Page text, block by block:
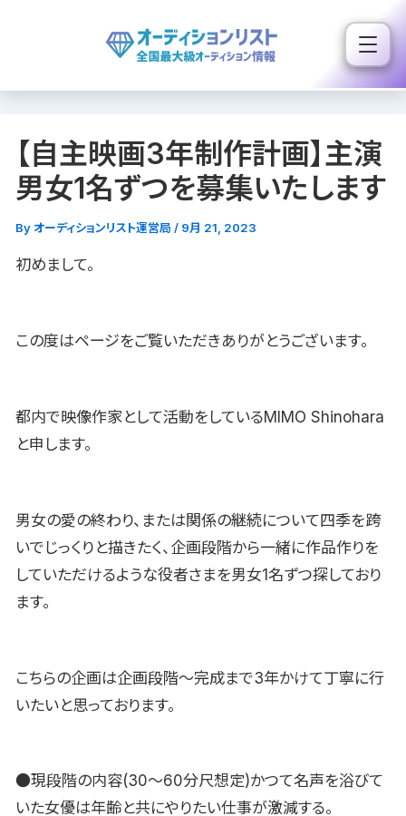
ス
【自主映画3年制作計画】主演
男女1名ずつを募集いたします
By オーディションリスト運営局 / 9月 21, 2023
初めまして。
この度はページをご覧いただきありがとうございます。
都内で映像作家として活動をしているMIMO Shinohara
と申します。
男女の愛の終わり、または関係の継続について四季を跨
いでじっくりと描きたく、企画段階から一緒に作品作りを
していただけるような役者さまを男女1名ずつ探しており
ます。
こちらの企画は企画段階〜完成まで3年かけて丁寧に行
いたいと思っております。
●現段階の内容(30〜60分尺想定)かつて名声を浴びて
いた女優は年齢と共にやりたい仕事が激減する。